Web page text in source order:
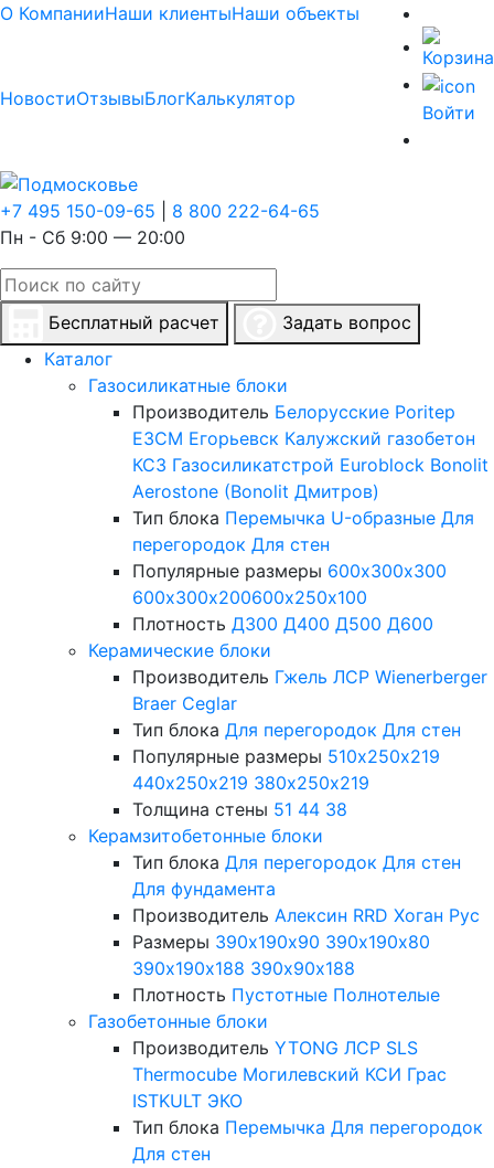
О КомпанииНаши клиентыНаши объекты
НовостиОтзывыБлогКалькулятор
Войти
+7 495 150-09-65
8 800 222-64-65
Пн - Сб 9:00 — 20:00
Бесплатный расчет
Задать вопрос
Каталог
Газосиликатные блоки
Производитель Белорусские Poritep
ЕЗСМ Егорьевск Калужский газобетон
КСЗ Газосиликатстрой Euroblock Bonolit
Aerostone (Bonolit Дмитров)
Тип блока Перемычка U-образные Для
перегородок Для стен
Популярные размеры 600х300х300
600х300х200600х250х100
Плотность Д300 Д400 Д500 Д600
Керамические блоки
Производитель Гжель ЛСР Wienerberger
Braer Ceglar
Тип блока Для перегородок Для стен
Популярные размеры 510х250х219
440х250х219 380х250х219
Толщина стены 51 44 38
Керамзитобетонные блоки
Тип блока Для перегородок Для стен
Для фундамента
Производитель Алексин RRD Хоган Рус
Размеры 390х190х90 390х190х80
390х190х188 390х90х188
Плотность Пустотные Полнотелые
Газобетонные блоки
Производитель YTONG ЛСР SLS
Thermocube Могилевский КСИ Грас
ISTKULT ЭКО
Тип блока Перемычка Для перегородок
Для стен